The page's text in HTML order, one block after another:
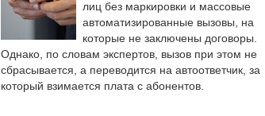
лиц без маркировки и массовые
автоматизированные вызовы, на
которые не заключены договоры.
Однако, по словам экспертов, вызов при этом не
сбрасывается, а переводится на автоответчик, за
который взимается плата с абонентов.